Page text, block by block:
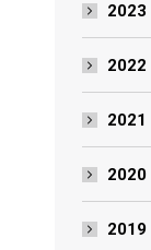
2023
2022
2021
2020
2019